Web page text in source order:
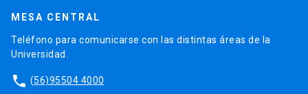
MESA CENTRAL
Teléfono para comunicarse con las distintas áreas de la
Universidad.
phone (56)95504 4000